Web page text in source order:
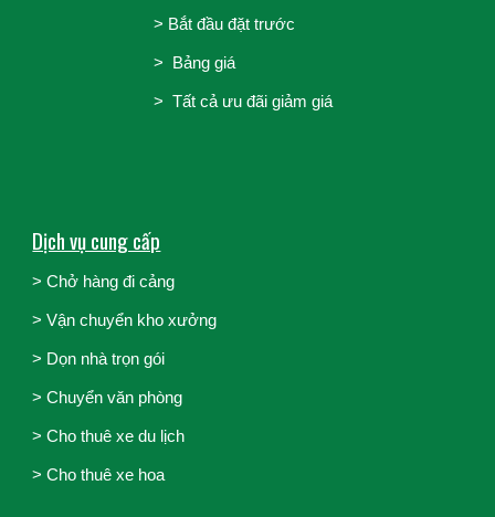
> Bắt đầu đặt trước
> Bảng giá
> Tất cả ưu đãi giảm giá
Dịch vụ cung cấp
> Chở hàng đi cảng
>Vận chuyển kho xưởng
> Dọn nhà trọn gói
>Chuyển văn phòng
>Cho thuê xe du lịch
>Cho thuê xe hoa